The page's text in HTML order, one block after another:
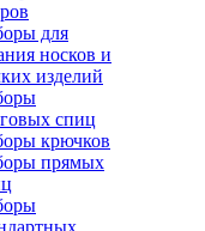
для
носков и
изделий
спиц
крючков
прямых